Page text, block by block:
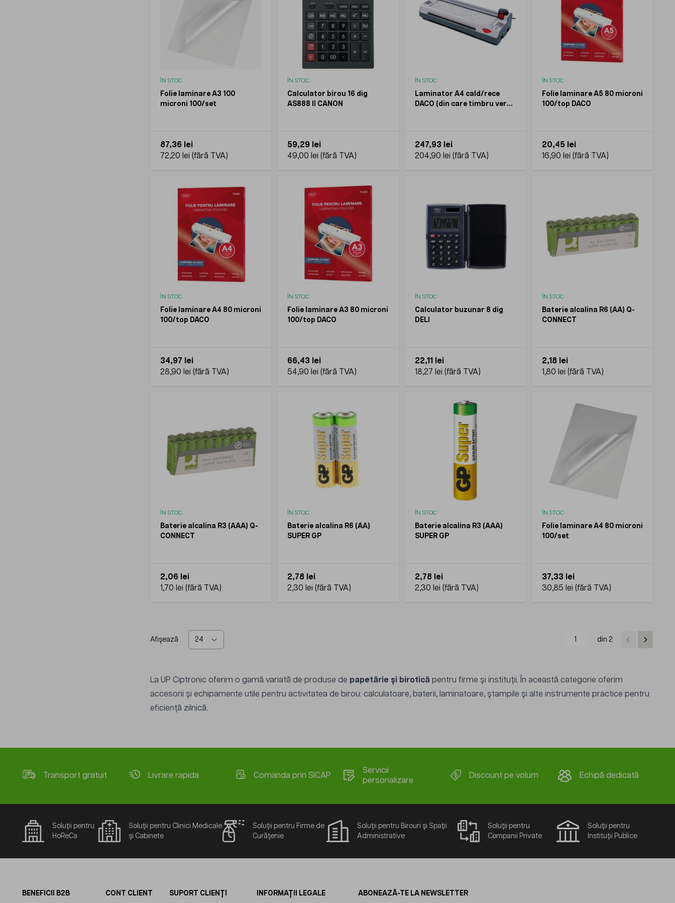
ÎN STOC
Folie laminare A3 100
microni 100/set
87,36 lei
72,20 lei
ÎN STOC
Calculator birou 16 dig
AS888 II CANON
59,29 lei
49,00 lei
ÎN STOC
Laminator A4 cald/rece
DACO (din care timbru verde
247,93 lei
204,90 lei
ÎN STOC
Folie laminare A5 80 microni
100/top DACO
20,45 lei
16,90 lei
ÎN STOC
Folie laminare A4 80 microni
100/top DACO
34,97 lei
28,90 lei
ÎN STOC
Folie laminare A3 80 microni
100/top DACO
66,43 lei
54,90 lei
ÎN STOC
Calculator buzunar 8 dig
DELI
22,11 lei
18,27 lei
ÎN STOC
Baterie alcalina R6 (AA) Q-
CONNECT
2,18 lei
1,80 lei
ÎN STOC
Baterie alcalina R3 (AAA) Q-
CONNECT
2,06 lei
1,70 lei
ÎN STOC
Baterie alcalina R6 (AA)
SUPER GP
2,78 lei
2,30 lei
ÎN STOC
Baterie alcalina R3 (AAA)
SUPER GP
2,78 lei
2,30 lei
ÎN STOC
Folie laminare A4 80 microni
100/set
37,33 lei
30,85 lei
Afișează din 2
La UP Ciptronic oferim o gamă variată de produse de papetărie și birotică pentru firme și instituții. În această categorie oferim
accesorii și echipamente utile pentru activitatea de birou: calculatoare, baterii, laminatoare, ștampile și alte instrumente practice pentru
eficiență zilnică.
Transport gratuit Livrare rapida Comanda prin SICAP
Servicii
personalizare
Discount pe volum Echipă dedicată
Soluții pentru
HoReCa
Soluții pentru Clinici Medicale
și Cabinete
Soluții pentru Firme de
Curățenie
Soluții pentru Birouri și Spații
Administrative
Soluții pentru
Companii Private
Soluții pentru
Instituții Publice
BENEFICII B2B CONT CLIENT SUPORT CLIENȚI INFORMAȚII LEGALE ABONEAZĂ-TE LA NEWSLETTER